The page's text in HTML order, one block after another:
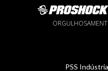
PSS